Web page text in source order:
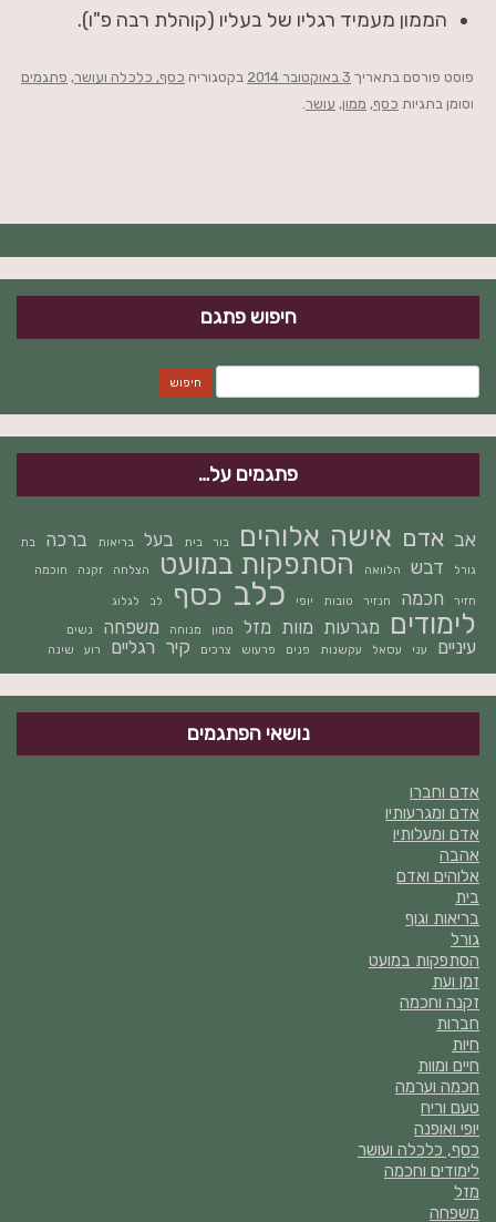
הממון מעמיד רגליו של בעליו (קוהלת רבה פ"ו).
פוסט פורסם בתאריך 3 באוקטובר 2014 בקטגוריה כסף, כלכלה ועושר, פתגמים
וסומן בתגיות כסף, ממון, עושר.
חיפוש פתגם
פתגמים על…
אב אדם אישה אלוהים בור בית בעל בריאות ברכה
בת
גורל
דבש הלוואה הסתפקות במועט הצלחה זקנה חוכמה
חזיר חכמה חנזיר טובות יופי כלב כסף לב לגלוג
לימודים מגרעות מוות מזל ממון מנוחה משפחה נשים
עיניים עני עסאל עקשנות פנים פרעוש צרכים קיר רגליים רוע שינה
נושאי הפתגמים
אדם וחברו
אדם ומגרעותיו
אדם ומעלותיו
אהבה
אלוהים ואדם
בית
בריאות וגוף
גורל
הסתפקות במועט
זמן ועת
זקנה וחכמה
חברות
חיות
חיים ומוות
חכמה וערמה
טעם וריח
יופי ואופנה
כסף, כלכלה ועושר
לימודים וחכמה
מזל
משפחה